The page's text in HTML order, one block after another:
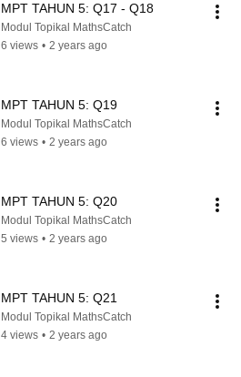
MPT TAHUN 5: Q17 - Q18
Modul Topikal MathsCatch
6 views • 2 years ago
MPT TAHUN 5: Q19
Modul Topikal MathsCatch
6 views • 2 years ago
MPT TAHUN 5: Q20
Modul Topikal MathsCatch
5 views • 2 years ago
MPT TAHUN 5: Q21
Modul Topikal MathsCatch
4 views • 2 years ago